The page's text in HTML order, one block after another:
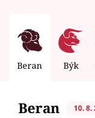
Beran Býk
Beran 10. 8.